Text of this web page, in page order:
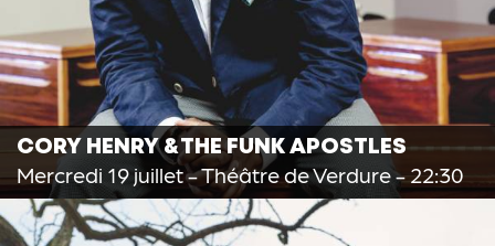
CORY HENRY & THE FUNK APOSTLES
Mercredi 19 juillet- Théâtre de Verdure - 22:30